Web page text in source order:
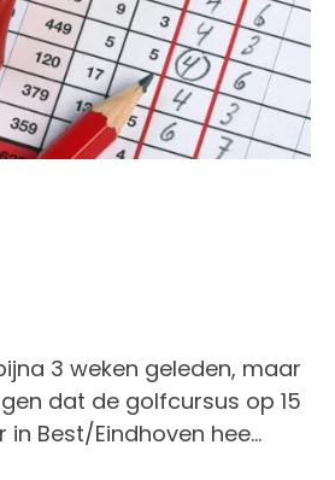
3 weken geleden, maar
dat de golfcursus op 15
in Best/Eindhoven hee...